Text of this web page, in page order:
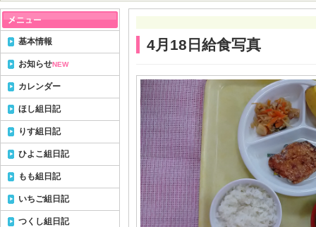
4月18日給食写真
基本情報
お知らせNEW
カレンダー
ほし組日記
りす組日記
ひよこ組日記
もも組日記
いちご組日記
つくし組日記